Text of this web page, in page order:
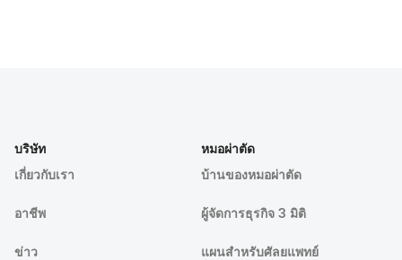
บริษัท
เกี่ยวกับเรา
อาชีพ
ข่าว
หมอผ่าตัด
บ้านของหมอผ่าตัด
ผู้จัดการธุรกิจ 3 มิติ
แผนสำหรับศัลยแพทย์